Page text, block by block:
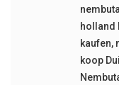
holland
kaufen,
koop